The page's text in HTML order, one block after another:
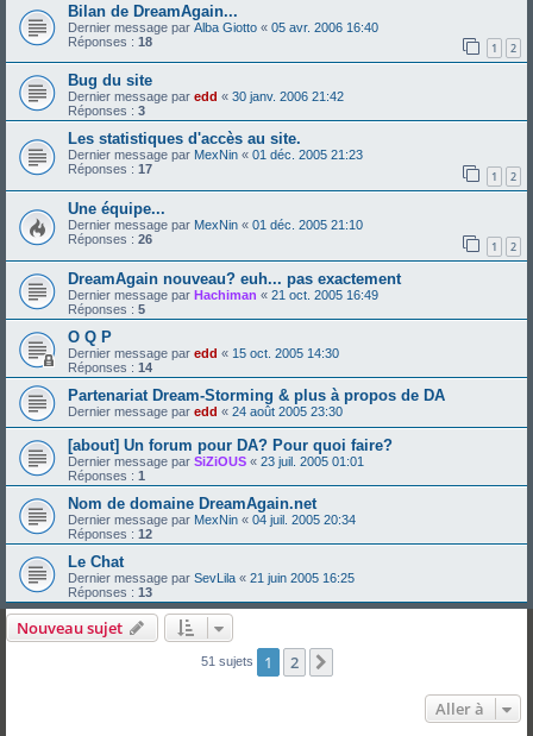
Bilan de DreamAgain...
Dernier message par Alba Giotto « 05 avr. 2006 16:40
Réponses : 18 1 2
Bug du site
Dernier message par edd « 30 janv. 2006 21:42
Réponses : 3
Les statistiques d'accès au site.
Dernier message par MexNin « 01 déc. 2005 21:23
Réponses : 17 1 2
Une équipe...
Dernier message par MexNin « 01 déc. 2005 21:10
Réponses : 26 1 2
DreamAgain nouveau? euh... pas exactement
Dernier message par Hachiman « 21 oct. 2005 16:49
Réponses : 5
O Q P
Dernier message par edd « 15 oct. 2005 14:30
Réponses : 14
Partenariat Dream-Storming & plus à propos de DA
Dernier message par edd « 24 août 2005 23:30
[about] Un forum pour DA? Pour quoi faire?
Dernier message par SiZiOUS « 23 juil. 2005 01:01
Réponses : 1
Nom de domaine DreamAgain.net
Dernier message par MexNin « 04 juil. 2005 20:34
Réponses : 12
Le Chat
Dernier message par SevLila « 21 juin 2005 16:25
Réponses : 13
Nouveau sujet
51 sujets 1 2
Aller à